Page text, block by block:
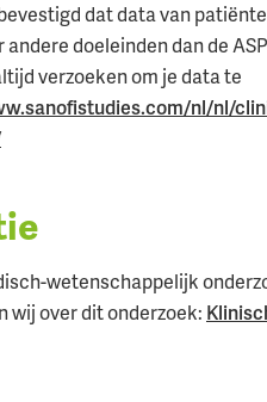
dat data van
doeleinden dan de
verzoeken om je data te
nl/nl/
wetenschappelijk
wij over dit onderzoek: